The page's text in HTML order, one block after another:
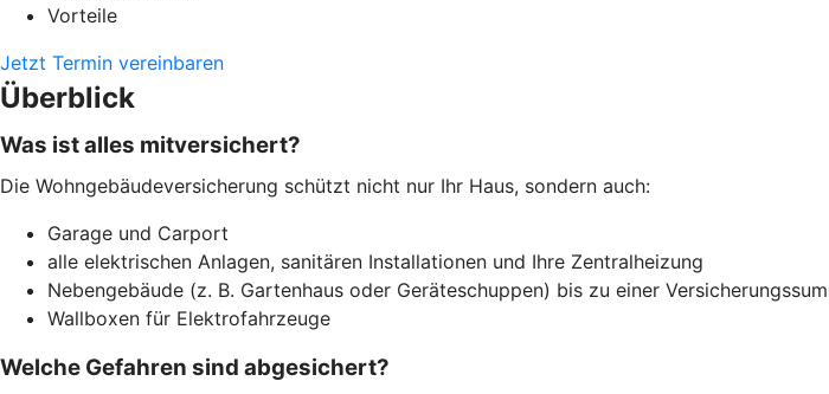
Vorteile
Jetzt Termin vereinbaren
Überblick
Was ist alles mitversichert?
Die Wohngebäudeversicherung schützt nicht nur Ihr Haus, sondern auch:
Garage und Carport
alle elektrischen Anlagen, sanitären Installationen und Ihre Zentralheizung
Nebengebäude (z. B. Gartenhaus oder Geräteschuppen) bis zu einer
Wallboxen für Elektrofahrzeuge
Welche Gefahren sind abgesichert?